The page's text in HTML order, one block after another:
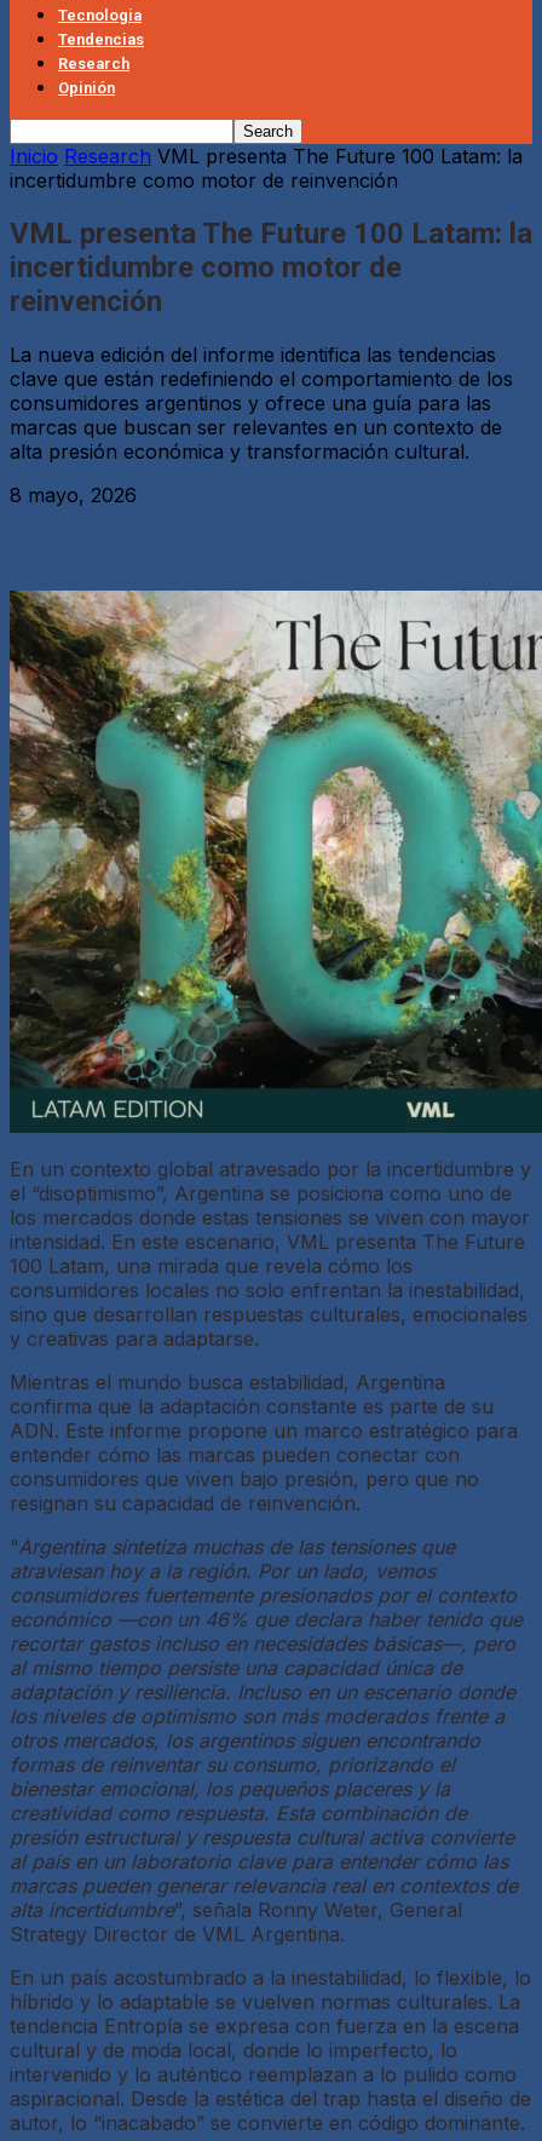
Tecnologia
Tendencias
Research
Opinión
Inicio Research VML presenta The Future 100 Latam: la
incertidumbre como motor de reinvención
VML presenta The Future 100 Latam: la
incertidumbre como motor de
reinvención
La nueva edición del informe identifica las tendencias
clave que están redefiniendo el comportamiento de los
consumidores argentinos y ofrece una guía para las
marcas que buscan ser relevantes en un contexto de
alta presión económica y transformación cultural.
8 mayo, 2026
En un contexto global atravesado por la incertidumbre y
el “disoptimismo”, Argentina se posiciona como uno de
los mercados donde estas tensiones se viven con mayor
intensidad. En este escenario, VML presenta The Future
100 Latam, una mirada que revela cómo los
consumidores locales no solo enfrentan la inestabilidad,
sino que desarrollan respuestas culturales, emocionales
y creativas para adaptarse.
Mientras el mundo busca estabilidad, Argentina
confirma que la adaptación constante es parte de su
ADN. Este informe propone un marco estratégico para
entender cómo las marcas pueden conectar con
consumidores que viven bajo presión, pero que no
resignan su capacidad de reinvención.
“Argentina sintetiza muchas de las tensiones que
atraviesan hoy a la región. Por un lado, vemos
consumidores fuertemente presionados por el contexto
económico —con un 46% que declara haber tenido que
recortar gastos incluso en necesidades básicas—, pero
al mismo tiempo persiste una capacidad única de
adaptación y resiliencia. Incluso en un escenario donde
los niveles de optimismo son más moderados frente a
otros mercados, los argentinos siguen encontrando
formas de reinventar su consumo, priorizando el
bienestar emocional, los pequeños placeres y la
creatividad como respuesta. Esta combinación de
presión estructural y respuesta cultural activa convierte
al país en un laboratorio clave para entender cómo las
marcas pueden generar relevancia real en contextos de
alta incertidumbre”, señala Ronny Weter, General
Strategy Director de VML Argentina.
En un país acostumbrado a la inestabilidad, lo flexible, lo
híbrido y lo adaptable se vuelven normas culturales. La
tendencia Entropía se expresa con fuerza en la escena
cultural y de moda local, donde lo imperfecto, lo
intervenido y lo auténtico reemplazan a lo pulido como
aspiracional. Desde la estética del trap hasta el diseño de
autor, lo “inacabado” se convierte en código dominante.